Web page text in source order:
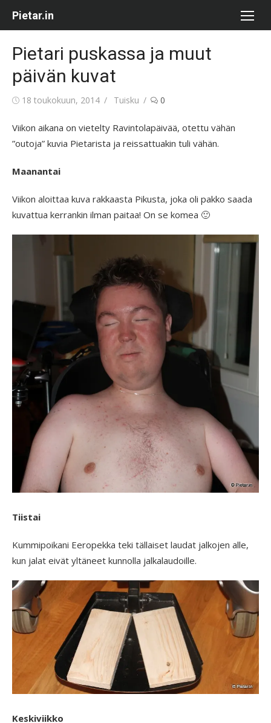
Pietar.in
Pietari puskassa ja muut
päivän kuvat
Posted
18 toukokuun, 2014 Author
Tuisku 0
Viikon aikana on vietelty Ravintolapäivää, otettu vähän
”outoja” kuvia Pietarista ja reissattuakin tuli vähän.
Maanantai
Viikon aloittaa kuva rakkaasta Pikusta, joka oli pakko saada
kuvattua kerrankin ilman paitaa! On se komea 🙂
Tiistai
Kummipoikani Eeropekka teki tällaiset laudat jalkojen alle,
kun jalat eivät yltäneet kunnolla jalkalaudoille.
Keskiviikko